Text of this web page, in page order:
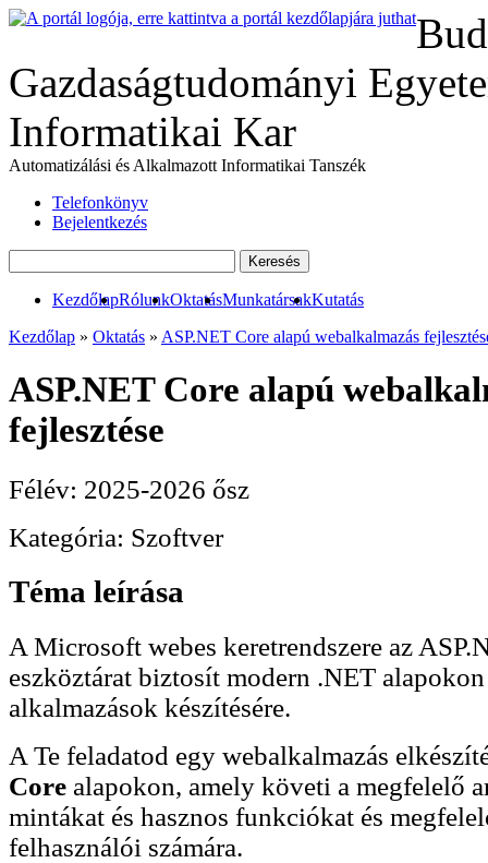
Gazdaságtudományi
Informatikai Kar
Automatizálási és Alkalmazott Informatikai Tanszék
Telefonkönyv
Bejelentkezés
KezdőlapRólunkOktatásMunkatársakKutatás
Kezdőlap » Oktatás » ASP.NET Core alapú webalkalmazás
ASP.NET Core alapú
fejlesztése
Félév: 2025-2026 ősz
Kategória: Szoftver
Téma leírása
A Microsoft webes keretrendszere az
eszköztárat biztosít modern .NET
alkalmazások készítésére.
A Te feladatod egy webalkalmazás
Core alapokon, amely követi a megfelelő
mintákat és hasznos funkciókat és
felhasználói számára.